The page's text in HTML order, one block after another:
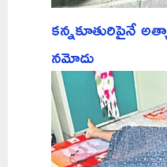
కన్నకూతురిపైనే
నమోదు